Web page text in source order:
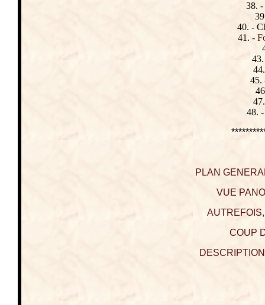
38. -
40. -
41. -
45.
48.
PLAN
VUE
COUP